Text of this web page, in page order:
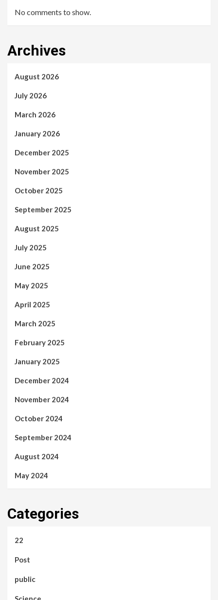
No comments to show.
Archives
August 2026
July 2026
March 2026
January 2026
December 2025
November 2025
October 2025
September 2025
August 2025
July 2025
June 2025
May 2025
April 2025
March 2025
February 2025
January 2025
December 2024
November 2024
October 2024
September 2024
August 2024
May 2024
Categories
22
Post
public